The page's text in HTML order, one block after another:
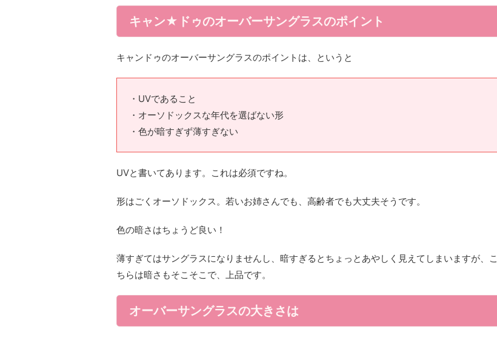
キャン★ドゥのオーバーサングラスのポイント
キャンドゥのオーバーサングラスのポイントは、というと
・UVであること
・オーソドックスな年代を選ばない形
・色が暗すぎず薄すぎない
UVと書いてあります。これは必須ですね。
形はごくオーソドックス。若いお姉さんでも、高齢者でも大丈夫そうです。
色の暗さはちょうど良い！
薄すぎてはサングラスになりませんし、暗すぎるとちょっとあやしく見えてしまいますが、こ
ちらは暗さもそこそこで、上品です。
オーバーサングラスの大きさは